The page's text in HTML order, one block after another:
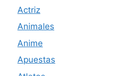
Actriz
Animales
Anime
Apuestas